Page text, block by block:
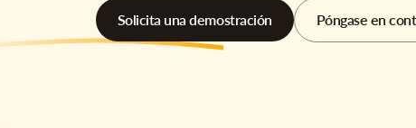
Solicita una demostración Póngase en